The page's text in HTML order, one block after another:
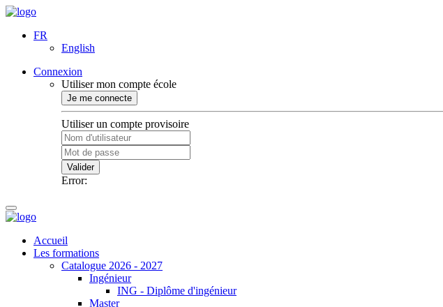
FR
English
Connexion
Utiliser mon compte école
Je me connecte
Utiliser un compte provisoire
Valider
Error:
Accueil
Les formations
Catalogue 2026 - 2027
Ingénieur
ING - Diplôme d'ingénieur
Master